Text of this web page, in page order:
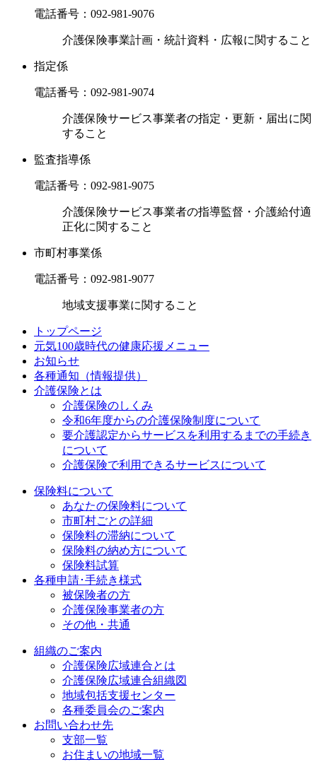
電話番号： 092-981-9076
介護保険事業計画・統計資料・広報に関すること
指定係
電話番号： 092-981-9074
介護保険サービス事業者の指定・更新・届出に関
すること
監査指導係
電話番号： 092-981-9075
介護保険サービス事業者の指導監督・介護給付適
正化に関すること
市町村事業係
電話番号： 092-981-9077
地域支援事業に関すること
トップページ
元気100歳時代の健康応援メニュー
お知らせ
各種通知（情報提供）
介護保険とは
介護保険のしくみ
令和6年度からの介護保険制度について
要介護認定からサービスを利用するまでの⼿続き
について
介護保険で利用できるサービスについて
保険料について
あなたの保険料について
市町村ごとの詳細
保険料の滞納について
保険料の納め方について
保険料試算
各種申請･手続き様式
被保険者の方
介護保険事業者の方
その他・共通
組織のご案内
介護保険広域連合とは
介護保険広域連合組織図
地域包括支援センター
各種委員会のご案内
お問い合わせ先
支部一覧
お住まいの地域一覧